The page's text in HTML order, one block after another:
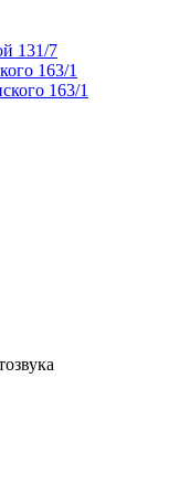
131/7
163/1
163/1